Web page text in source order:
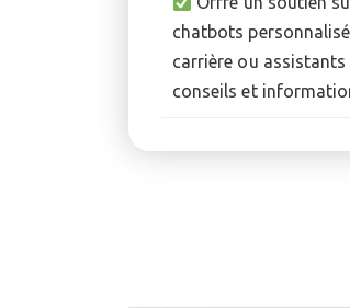
chatbots
carrière ou assistants
conseils et